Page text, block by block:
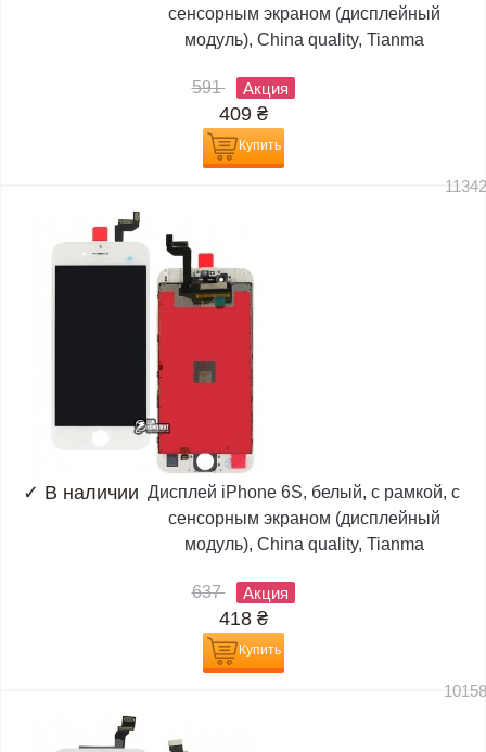
сенсорным экраном (дисплейный
модуль), China quality, Tianma
591 Акция
409 ₴
Купить
✓ В наличии Дисплей iPhone 6S, белый, с рамкой, с
сенсорным экраном (дисплейный
модуль), China quality, Tianma
637 Акция
418 ₴
Купить